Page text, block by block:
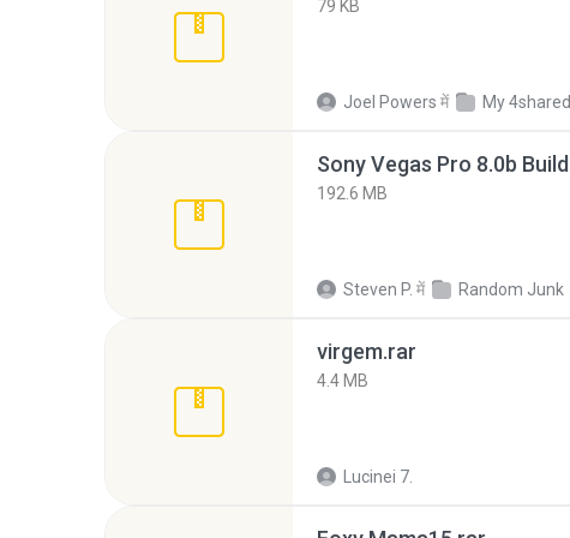
79 KB
Joel Powers में My 4shared
192.6 MB
Steven P. में Random Junk
virgem.rar
4.4 MB
Lucinei 7.